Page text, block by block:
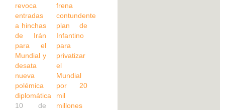
revoca
entradas
a hinchas
de Irán
para el
Mundial y
desata
nueva
polémica
diplomática
10 de
frena
contundente
plan de
Infantino
para
privatizar
el
Mundial
por 20
mil
millones